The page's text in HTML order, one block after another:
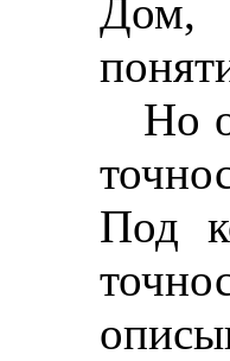
Дом,
Но
Под